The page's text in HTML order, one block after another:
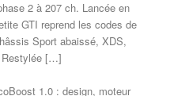
2 à 207 ch. Lancée en
GTI reprend les codes de
Sport abaissé, XDS,
Restylée […]
1.0 : design, moteur